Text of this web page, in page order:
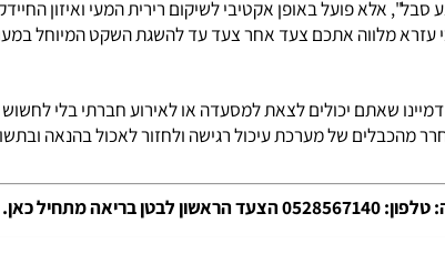
לתגובות הגוף, כדי להבין מה באמת מעורר את הדלקת או
פועל באופן אקטיבי לשיקום רירית המעי ואיזון החיידקים
יכולים לצאת למסעדה או לאירוע חברתי בלי לחשוש
של מערכת עיכול רגישה ולחזור לאכול בהנאה ובתשוקה.